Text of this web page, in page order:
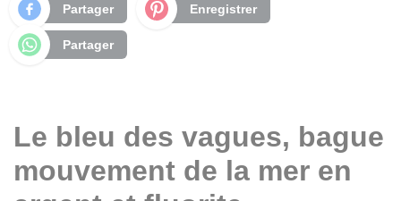
Partager Enregistrer
Partager
Le bleu des vagues, bague
mouvement de la mer en